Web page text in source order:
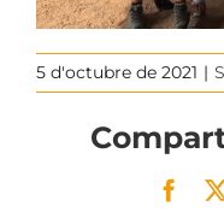
5 d'octubre de 2021 |